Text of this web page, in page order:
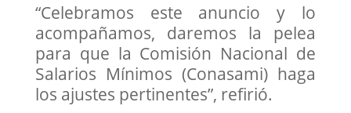
“Celebramos este anuncio y lo
acompañamos, daremos la pelea
para que la Comisión Nacional de
Salarios Mínimos (Conasami) haga
los ajustes pertinentes”, refirió.